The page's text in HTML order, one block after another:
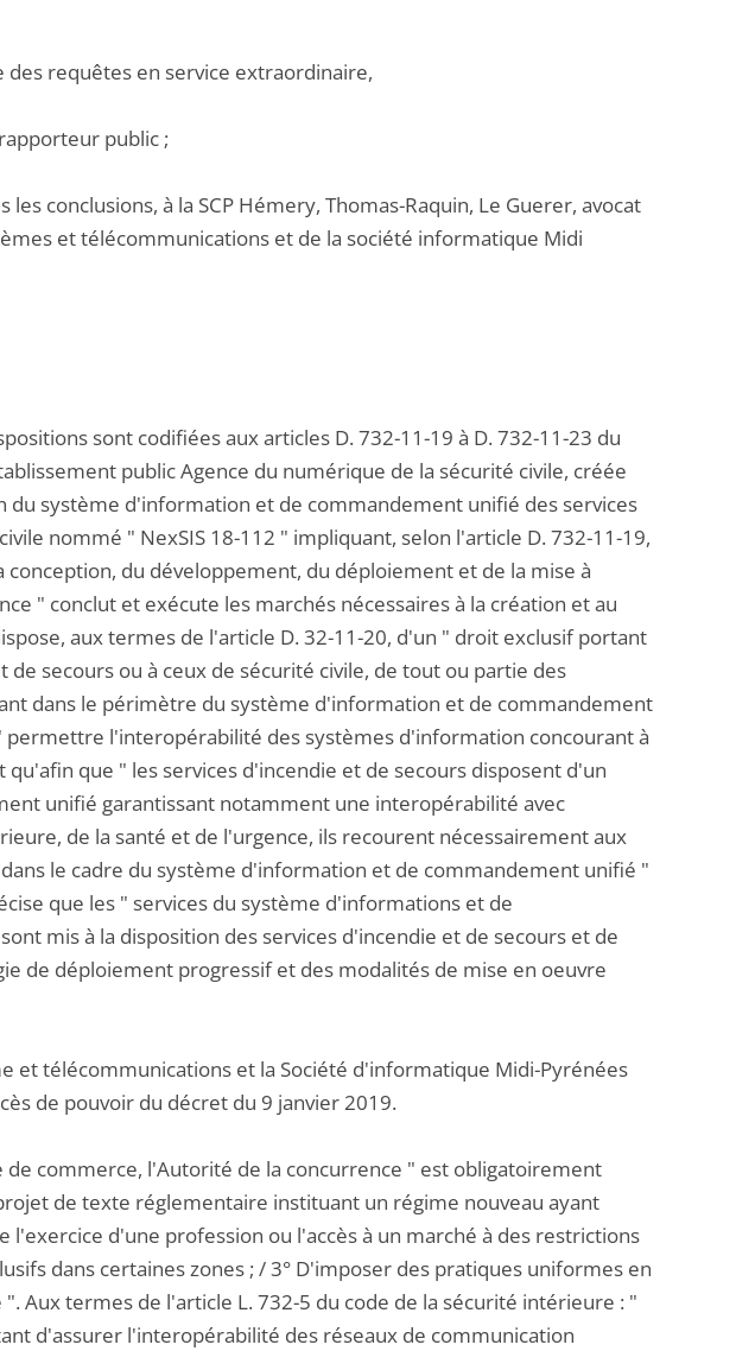
requêtes en service extraordinaire,
public ;
conclusions, à la SCP Hémery, Thomas-Raquin, Le Guerer, avocat
et télécommunications et de la société informatique Midi
sont codifiées aux articles D. 732-11-19 à D. 732-11-23 du
public Agence du numérique de la sécurité civile, créée
du système d'information et de commandement unifié des services
nommé " NexSIS 18-112 " impliquant, selon l'article D. 732-11-19,
du développement, du déploiement et de la mise à
" conclut et exécute les marchés nécessaires à la création et au
aux termes de l'article D. 32-11-20, d'un " droit exclusif portant
secours ou à ceux de sécurité civile, de tout ou partie des
dans le périmètre du système d'information et de commandement
permettre l'interopérabilité des systèmes d'information concourant à
que " les services d'incendie et de secours disposent d'un
unifié garantissant notamment une interopérabilité avec
de la santé et de l'urgence, ils recourent nécessairement aux
le cadre du système d'information et de commandement unifié "
que les " services du système d'informations et de
mis à la disposition des services d'incendie et de secours et de
de déploiement progressif et des modalités de mise en oeuvre
et télécommunications et la Société d'informatique Midi-Pyrénées
de pouvoir du décret du 9 janvier 2019.
de commerce, l'Autorité de la concurrence " est obligatoirement
de texte réglementaire instituant un régime nouveau ayant
d'une profession ou l'accès à un marché à des restrictions
dans certaines zones ; / 3° D'imposer des pratiques uniformes en
Aux termes de l'article L. 732-5 du code de la sécurité intérieure : "
d'assurer l'interopérabilité des réseaux de communication